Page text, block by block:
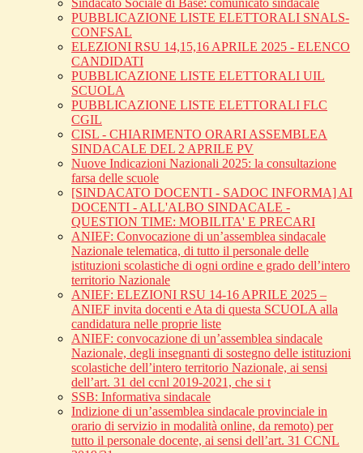
Sindacato Sociale di Base: comunicato sindacale
PUBBLICAZIONE LISTE ELETTORALI SNALS-
CONFSAL
ELEZIONI RSU 14,15,16 APRILE 2025 - ELENCO
CANDIDATI
PUBBLICAZIONE LISTE ELETTORALI UIL
SCUOLA
PUBBLICAZIONE LISTE ELETTORALI FLC
CGIL
CISL - CHIARIMENTO ORARI ASSEMBLEA
SINDACALE DEL 2 APRILE PV
Nuove Indicazioni Nazionali 2025: la consultazione
farsa delle scuole
[SINDACATO DOCENTI - SADOC INFORMA] AI
DOCENTI - ALL'ALBO SINDACALE -
QUESTION TIME: MOBILITA' E PRECARI
ANIEF: Convocazione di un’assemblea sindacale
Nazionale telematica, di tutto il personale delle
istituzioni scolastiche di ogni ordine e grado dell’intero
territorio Nazionale
ANIEF: ELEZIONI RSU 14-16 APRILE 2025 –
ANIEF invita docenti e Ata di questa SCUOLA alla
candidatura nelle proprie liste
ANIEF: convocazione di un’assemblea sindacale
Nazionale, degli insegnanti di sostegno delle istituzioni
scolastiche dell’intero territorio Nazionale, ai sensi
dell’art. 31 del ccnl 2019-2021, che si t
SSB: Informativa sindacale
Indizione di un’assemblea sindacale provinciale in
orario di servizio in modalità online, da remoto) per
tutto il personale docente, ai sensi dell’art. 31 CCNL